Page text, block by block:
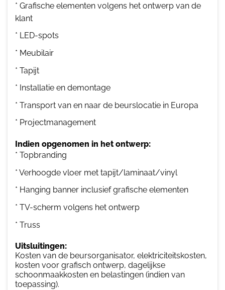
* Grafische elementen volgens het ontwerp van de
klant
* LED-spots
* Meubilair
* Tapijt
* Installatie en demontage
* Transport van en naar de beurslocatie in Europa
* Projectmanagement
Indien opgenomen in het ontwerp:
* Topbranding
* Verhoogde vloer met tapijt/laminaat/vinyl
* Hanging banner inclusief grafische elementen
* TV-scherm volgens het ontwerp
* Truss
Uitsluitingen:
Kosten van de beursorganisator, elektriciteitskosten,
kosten voor grafisch ontwerp, dagelijkse
schoonmaakkosten en belastingen (indien van
toepassing).